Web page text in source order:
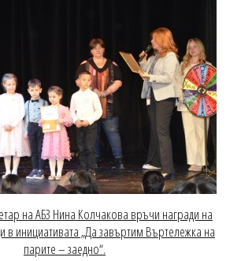
на АБЗ Нина Колчакова връчи награди на
в инициативата „Да завъртим Въртележка на
парите – заедно“.